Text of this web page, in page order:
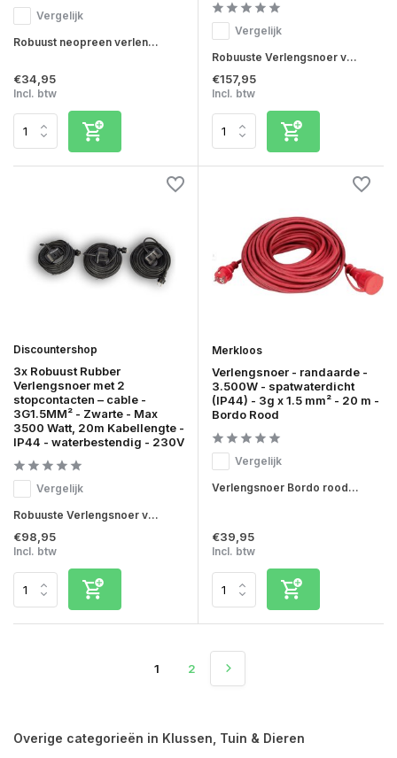
Vergelijk
Robuust neopreen verlen...
€34,95
Incl. btw
Vergelijk
Robuuste Verlengsnoer v...
€157,95
Incl. btw
Discountershop
3x Robuust Rubber
Verlengsnoer met 2
stopcontacten – cable -
3G1.5MM² - Zwarte - Max
3500 Watt, 20m Kabellengte -
IP44 - waterbestendig - 230V
Vergelijk
Robuuste Verlengsnoer v...
€98,95
Incl. btw
Merkloos
Verlengsnoer - randaarde -
3.500W - spatwaterdicht
(IP44) - 3g x 1.5 mm² - 20 m -
Bordo Rood
Vergelijk
Verlengsnoer Bordo rood...
€39,95
Incl. btw
1 2
Overige categorieën in Klussen, Tuin & Dieren